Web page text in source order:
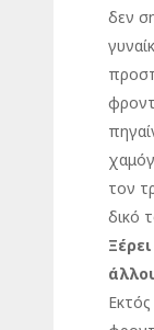
δεν
τον
δικό